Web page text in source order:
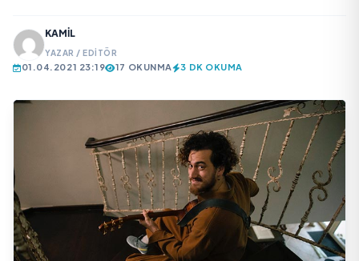
KAMIL
YAZAR / EDITÖR
01.04.2021 23:19 17 OKUNMA 3 DK OKUMA